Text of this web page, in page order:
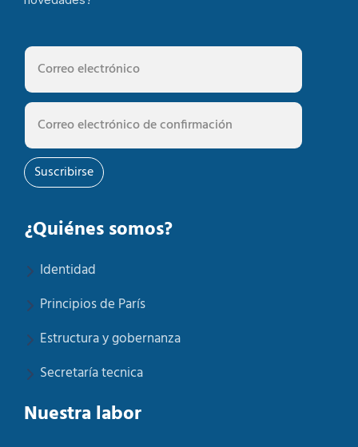
Suscribirse
¿Quiénes somos?
Identidad
Principios de París
Estructura y gobernanza
Secretaría tecnica
Nuestra labor